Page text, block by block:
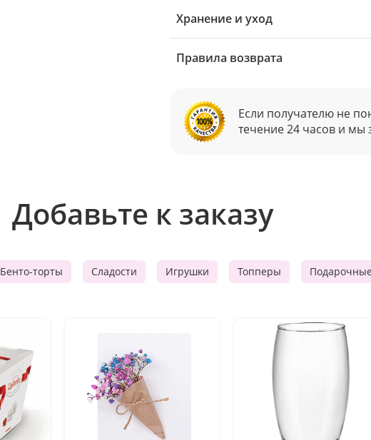
Хранение и уход
Правила возврата
Если получателю не
течение 24 часов и мы
Добавьте к заказу
Бенто-торты Сладости Игрушки Топперы